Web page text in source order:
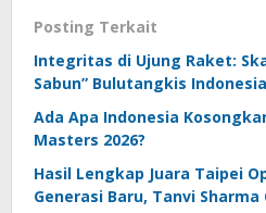
Posting Terkait
Integritas di Ujung Raket:
Sabun” Bulutangkis Indonesia
Ada Apa Indonesia
Masters 2026?
Hasil Lengkap Juara Taipei
Generasi Baru, Tanvi